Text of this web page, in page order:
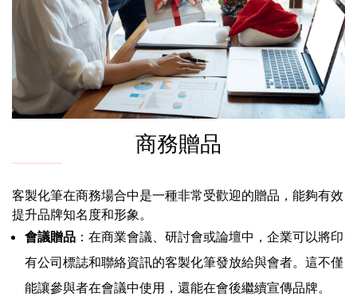
商務贈品
客製化筆在商務場合中是一種非常受歡迎的贈品，能夠有效
提升品牌知名度和形象。
會議贈品 ：在商業會議、研討會或論壇中，企業可以將印
有公司標誌和聯絡資訊的客製化筆發放給與會者。這不僅
能讓參與者在會議中使用，還能在會後繼續宣傳品牌。